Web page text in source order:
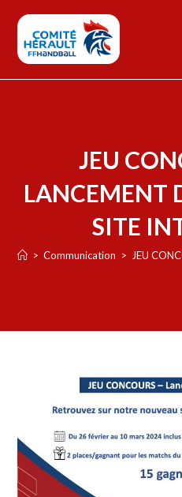
JEU
LANCEMENT
SITE
> Communication > JEU